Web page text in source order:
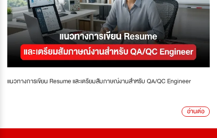
แนวทางการเขียน Resume และเตรียมสัมภาษณ์งานสำหรับ QA/QC Engineer
อ่านต่อ